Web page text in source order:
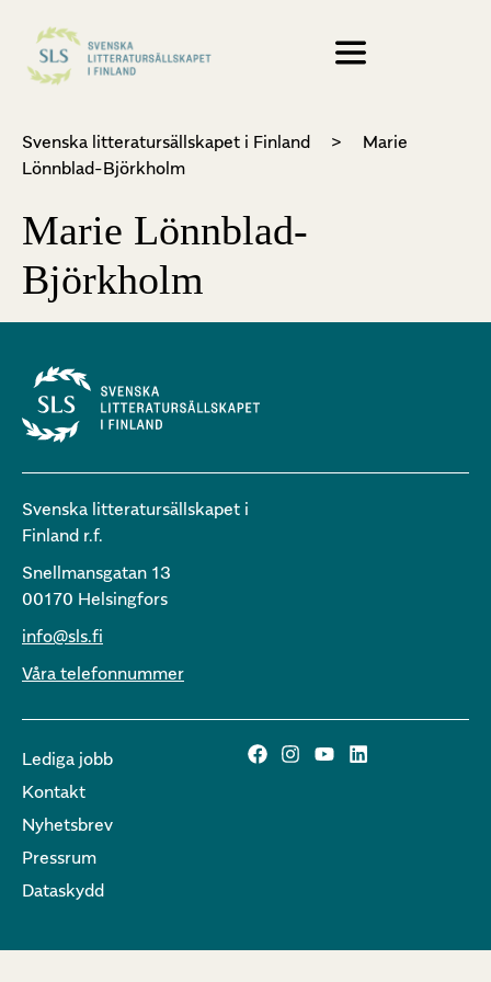
Svenska litteratursällskapet i Finland >
Marie
Lönnblad-Björkholm
Marie Lönnblad-
Björkholm
Svenska litteratursällskapet i
Finland r.f.
Snellmansgatan 13
00170 Helsingfors
info@sls.fi
Våra telefonnummer
Lediga jobb
Kontakt
Nyhetsbrev
Pressrum
Dataskydd